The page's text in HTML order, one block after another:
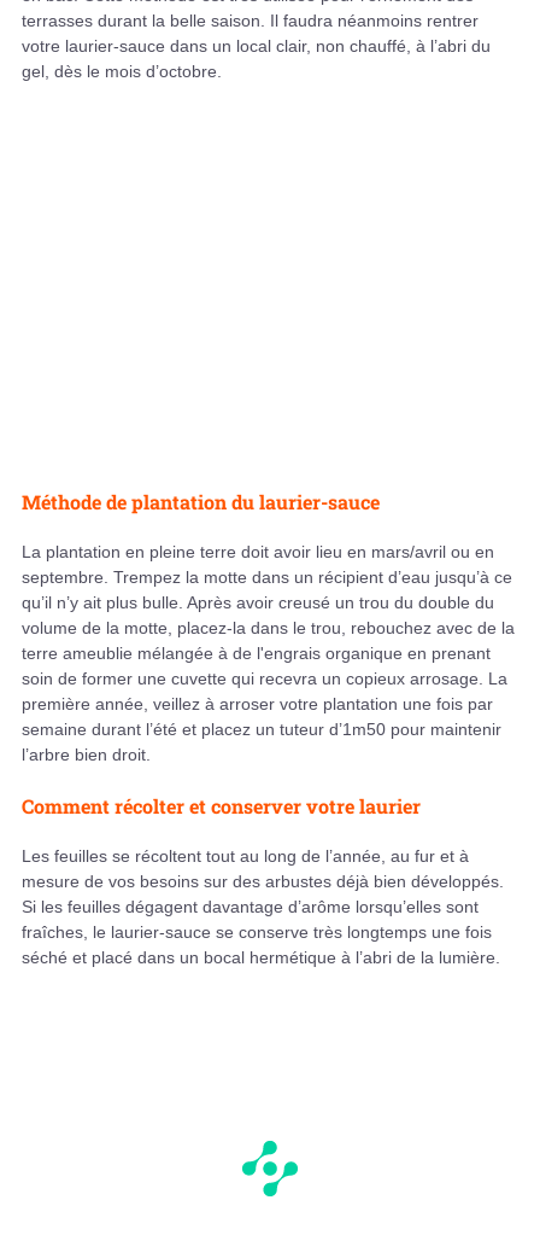
terrasses durant la belle saison. Il faudra néanmoins rentrer
votre laurier-sauce dans un local clair, non chauffé, à l’abri du
gel, dès le mois d’octobre.
Méthode de plantation du laurier-sauce
La plantation en pleine terre doit avoir lieu en mars/avril ou en
septembre. Trempez la motte dans un récipient d’eau jusqu’à ce
qu’il n’y ait plus bulle. Après avoir creusé un trou du double du
volume de la motte, placez-la dans le trou, rebouchez avec de la
terre ameublie mélangée à de l'engrais organique en prenant
soin de former une cuvette qui recevra un copieux arrosage. La
première année, veillez à arroser votre plantation une fois par
semaine durant l’été et placez un tuteur d’1m50 pour maintenir
l’arbre bien droit.
Comment récolter et conserver votre laurier
Les feuilles se récoltent tout au long de l’année, au fur et à
mesure de vos besoins sur des arbustes déjà bien développés.
Si les feuilles dégagent davantage d’arôme lorsqu’elles sont
fraîches, le laurier-sauce se conserve très longtemps une fois
séché et placé dans un bocal hermétique à l’abri de la lumière.